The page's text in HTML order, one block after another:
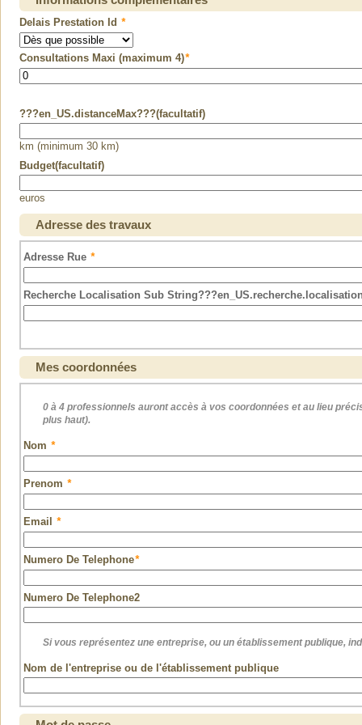
Domotique-Automatisme
Douche : installation
Débroussaillage
Démolition
Dépannage électrique
Détection/protection incendie
Eau : traitement, adoucisseur
Ecohabitat
Enduit : pose
Enduit, crépis extérieur
Energies renouvelables
Escalier : installation
Espaces verts : conception
Evier : installation
Fenêtre : installation
Fenêtre alu : installation
Fenêtre bois : installation
Fenêtre pvc : installation
Gouttière : pose
Géothermie, pompes à chaleur
Home staging
Humidité : traitement
Isolation
Isolation combles
Isolation extérieure
Isolation phonique
Isolation écologique
Lavage haute pression
Moquette, revêtement : pose
Delais Prestation Id *
Consultations Maxi (maximum 4)*
???en_US.distanceMax???(facultatif)
km (minimum 30 km)
Budget(facultatif)
euros
Adresse des travaux
Adresse Rue *
Recherche Localisation Sub
Mes coordonnées
0 à 4 professionnels auront accès à vos coordonnées et au lieu
plus haut).
Nom *
Prenom *
Email *
Numero De Telephone*
Numero De Telephone2
Si vous représentez une entreprise, ou un établissement publique,
Nom de l'entreprise ou de l'établissement publique